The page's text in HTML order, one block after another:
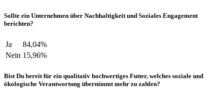
Sollte ein Unternehmen über Nachhaltigkeit und Soziales Engagement
berichten?
Ja
84,04%
Nein 15,96%
Bist Du bereit für ein qualitativ hochwertiges Futter, welches soziale und
ökologische Verantwortung übernimmt mehr zu zahlen?